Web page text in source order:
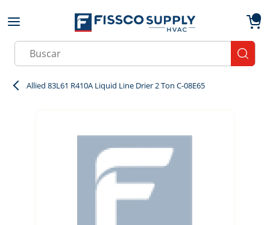
Skip to main content
Site Search
Allied 83L61 R410A Liquid Line Drier 2 Ton C-08E65